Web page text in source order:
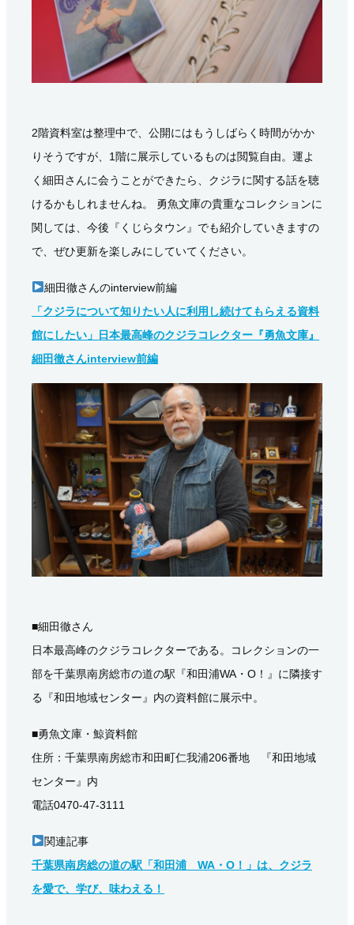
2階資料室は整理中で、公開にはもうしばらく時間がかか
りそうですが、1階に展示しているものは閲覧自由。運よ
く細田さんに会うことができたら、クジラに関する話を聴
けるかもしれませんね。 勇魚文庫の貴重なコレクションに
関しては、今後『くじらタウン』でも紹介していきますの
で、ぜひ更新を楽しみにしていてください。
細田徹さんのinterview前編
「クジラについて知りたい人に利用し続けてもらえる資料
館にしたい」日本最高峰のクジラコレクター『勇魚文庫』
細田徹さんinterview前編
■細田徹さん
日本最高峰のクジラコレクターである。コレクションの一
部を千葉県南房総市の道の駅『和田浦WA・O！』に隣接す
る『和田地域センター』内の資料館に展示中。
■勇魚文庫・鯨資料館
住所：千葉県南房総市和田町仁我浦206番地 『和田地域
センター』内
電話0470-47-3111
関連記事
千葉県南房総の道の駅「和田浦 WA・O！」は、クジラ
を愛で、学び、味わえる！